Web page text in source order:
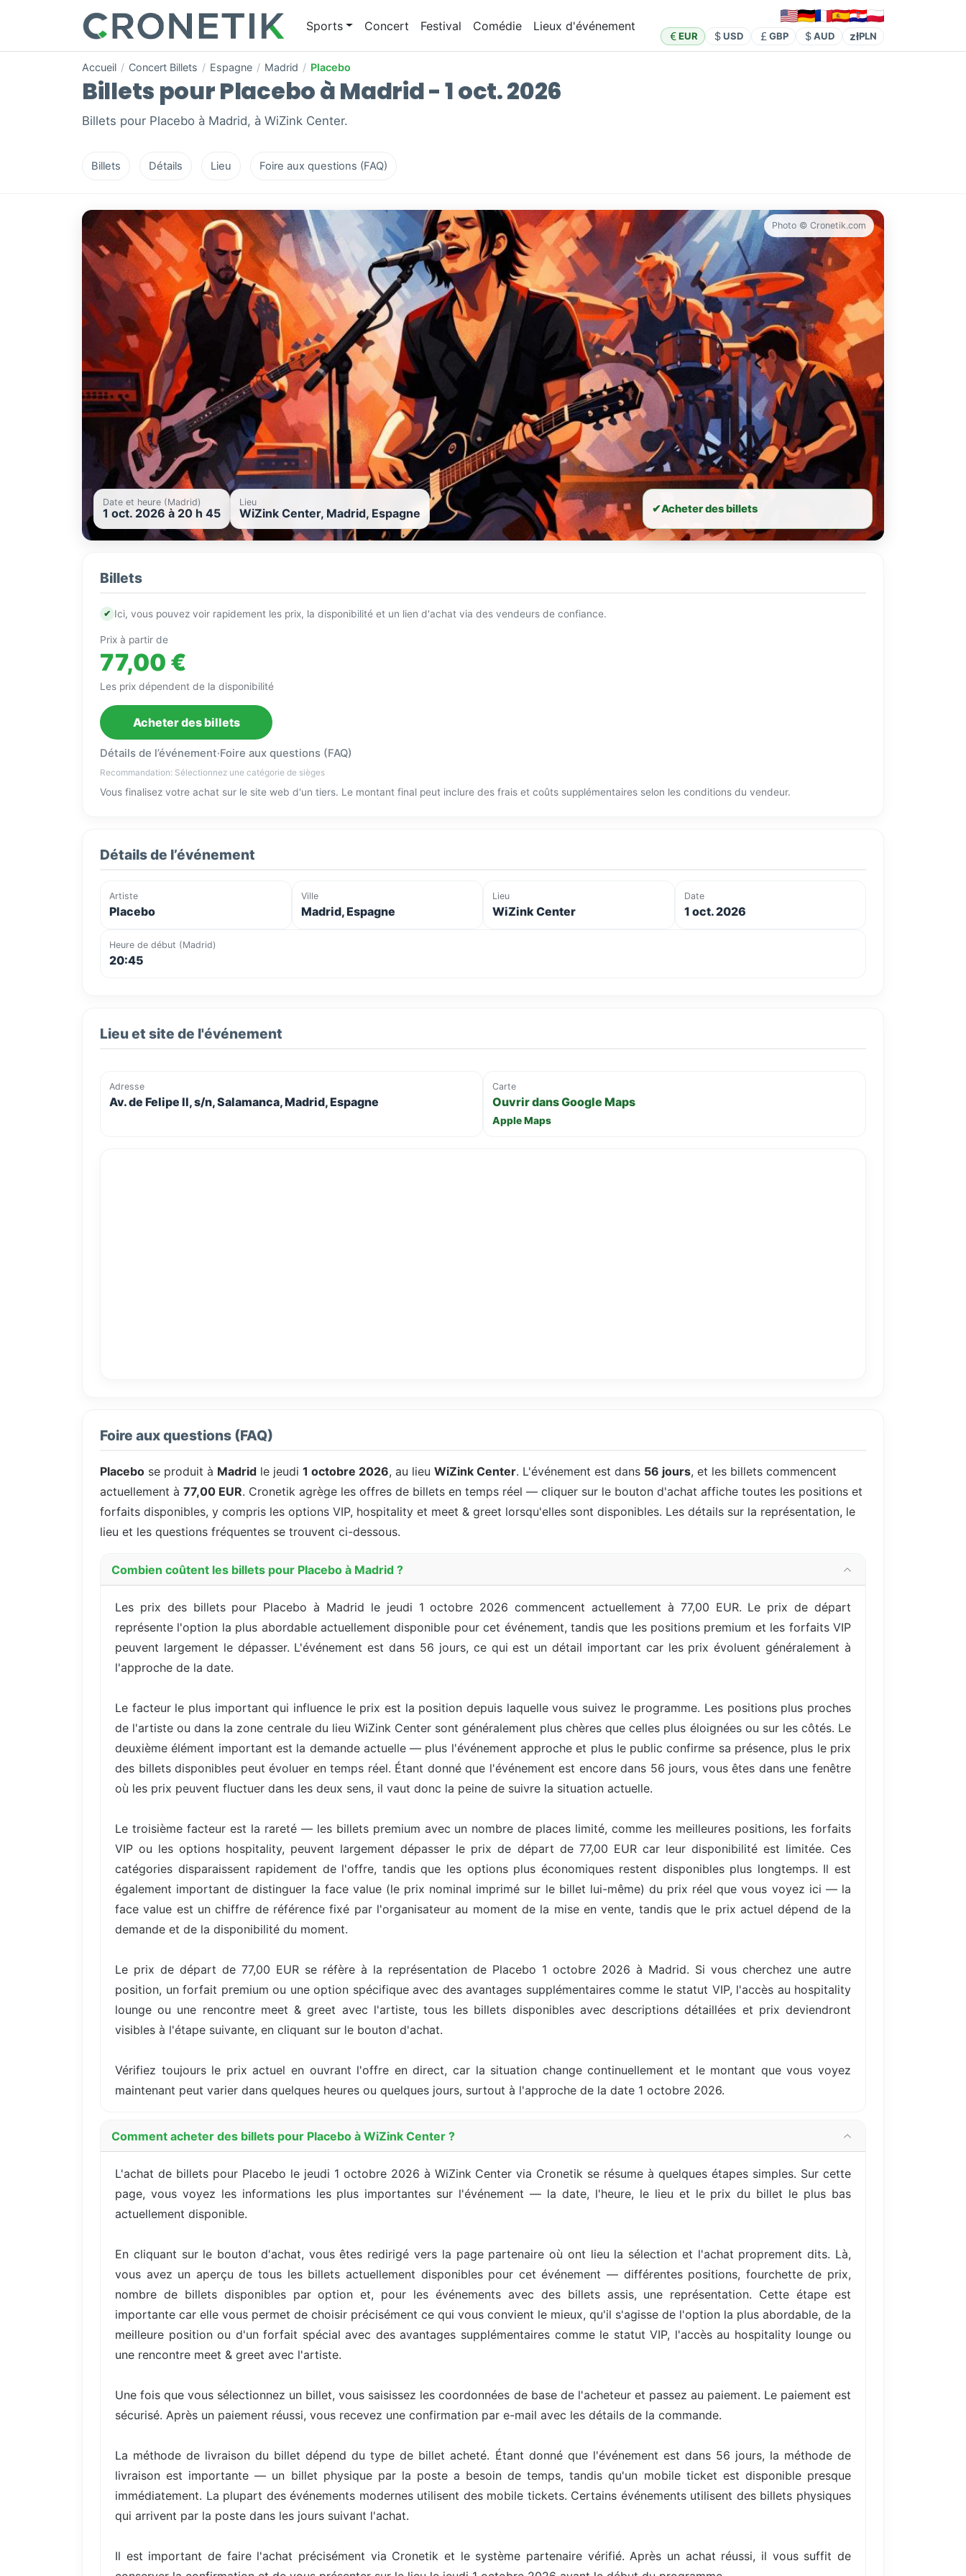
Sports Concert Festival Comédie Lieux d'événement
EUR USD GBP AUD złPLN
Accueil / Concert Billets / Espagne / Madrid / Placebo
Billets pour Placebo à Madrid - 1 oct. 2026
Billets pour Placebo à Madrid, à WiZink Center.
Billets Détails Lieu Foire aux questions (FAQ)
Photo © Cronetik.com
Date et heure (Madrid)
1 oct. 2026 à 20 h 45
Lieu
WiZink Center, Madrid, Espagne ✔Acheter des billets
Billets
✔ Ici, vous pouvez voir rapidement les prix, la disponibilité et un lien d'achat via des vendeurs de confiance.
Prix à partir de
77,00 €
Les prix dépendent de la disponibilité
Acheter des billets
Détails de l’événement·Foire aux questions (FAQ)
Recommandation: Sélectionnez une catégorie de sièges
Vous finalisez votre achat sur le site web d'un tiers. Le montant final peut inclure des frais et coûts supplémentaires selon les conditions du vendeur.
Détails de l’événement
Artiste
Placebo
Ville
Madrid, Espagne
Lieu
WiZink Center
Date
1 oct. 2026
Heure de début (Madrid)
20:45
Lieu et site de l'événement
Adresse
Av. de Felipe II, s/n, Salamanca, Madrid, Espagne
Carte
Ouvrir dans Google Maps
Apple Maps
Foire aux questions (FAQ)
Placebo se produit à Madrid le jeudi 1 octobre 2026, au lieu WiZink Center. L'événement est dans 56 jours, et les billets commencent
actuellement à 77,00 EUR. Cronetik agrège les offres de billets en temps réel — cliquer sur le bouton d'achat affiche toutes les positions et
forfaits disponibles, y compris les options VIP, hospitality et meet & greet lorsqu'elles sont disponibles. Les détails sur la représentation, le
lieu et les questions fréquentes se trouvent ci-dessous.
Combien coûtent les billets pour Placebo à Madrid ?
Les prix des billets pour Placebo à Madrid le jeudi 1 octobre 2026 commencent actuellement à 77,00 EUR. Le prix de départ
représente l'option la plus abordable actuellement disponible pour cet événement, tandis que les positions premium et les forfaits VIP
peuvent largement le dépasser. L'événement est dans 56 jours, ce qui est un détail important car les prix évoluent généralement à
l'approche de la date.
Le facteur le plus important qui influence le prix est la position depuis laquelle vous suivez le programme. Les positions plus proches
de l'artiste ou dans la zone centrale du lieu WiZink Center sont généralement plus chères que celles plus éloignées ou sur les côtés. Le
deuxième élément important est la demande actuelle — plus l'événement approche et plus le public confirme sa présence, plus le prix
des billets disponibles peut évoluer en temps réel. Étant donné que l'événement est encore dans 56 jours, vous êtes dans une fenêtre
où les prix peuvent fluctuer dans les deux sens, il vaut donc la peine de suivre la situation actuelle.
Le troisième facteur est la rareté — les billets premium avec un nombre de places limité, comme les meilleures positions, les forfaits
VIP ou les options hospitality, peuvent largement dépasser le prix de départ de 77,00 EUR car leur disponibilité est limitée. Ces
catégories disparaissent rapidement de l'offre, tandis que les options plus économiques restent disponibles plus longtemps. Il est
également important de distinguer la face value (le prix nominal imprimé sur le billet lui-même) du prix réel que vous voyez ici — la
face value est un chiffre de référence fixé par l'organisateur au moment de la mise en vente, tandis que le prix actuel dépend de la
demande et de la disponibilité du moment.
Le prix de départ de 77,00 EUR se réfère à la représentation de Placebo 1 octobre 2026 à Madrid. Si vous cherchez une autre
position, un forfait premium ou une option spécifique avec des avantages supplémentaires comme le statut VIP, l'accès au hospitality
lounge ou une rencontre meet & greet avec l'artiste, tous les billets disponibles avec descriptions détaillées et prix deviendront
visibles à l'étape suivante, en cliquant sur le bouton d'achat.
Vérifiez toujours le prix actuel en ouvrant l'offre en direct, car la situation change continuellement et le montant que vous voyez
maintenant peut varier dans quelques heures ou quelques jours, surtout à l'approche de la date 1 octobre 2026.
Comment acheter des billets pour Placebo à WiZink Center ?
L'achat de billets pour Placebo le jeudi 1 octobre 2026 à WiZink Center via Cronetik se résume à quelques étapes simples. Sur cette
page, vous voyez les informations les plus importantes sur l'événement — la date, l'heure, le lieu et le prix du billet le plus bas
actuellement disponible.
En cliquant sur le bouton d'achat, vous êtes redirigé vers la page partenaire où ont lieu la sélection et l'achat proprement dits. Là,
vous avez un aperçu de tous les billets actuellement disponibles pour cet événement — différentes positions, fourchette de prix,
nombre de billets disponibles par option et, pour les événements avec des billets assis, une représentation. Cette étape est
importante car elle vous permet de choisir précisément ce qui vous convient le mieux, qu'il s'agisse de l'option la plus abordable, de la
meilleure position ou d'un forfait spécial avec des avantages supplémentaires comme le statut VIP, l'accès au hospitality lounge ou
une rencontre meet & greet avec l'artiste.
Une fois que vous sélectionnez un billet, vous saisissez les coordonnées de base de l'acheteur et passez au paiement. Le paiement est
sécurisé. Après un paiement réussi, vous recevez une confirmation par e-mail avec les détails de la commande.
La méthode de livraison du billet dépend du type de billet acheté. Étant donné que l'événement est dans 56 jours, la méthode de
livraison est importante — un billet physique par la poste a besoin de temps, tandis qu'un mobile ticket est disponible presque
immédiatement. La plupart des événements modernes utilisent des mobile tickets. Certains événements utilisent des billets physiques
qui arrivent par la poste dans les jours suivant l'achat.
Il est important de faire l'achat précisément via Cronetik et le système partenaire vérifié. Après un achat réussi, il vous suffit de